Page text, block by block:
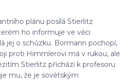
plánu posílá Stierlitz
ho informuje ve věci
jej o schůzku. Bormann pochopí,
proti Himmlerovi má v rukou, ale
Stierlitz přichází k profesoru
mu, že je sovětským